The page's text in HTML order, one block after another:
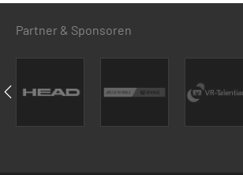
Partner & Sponsoren